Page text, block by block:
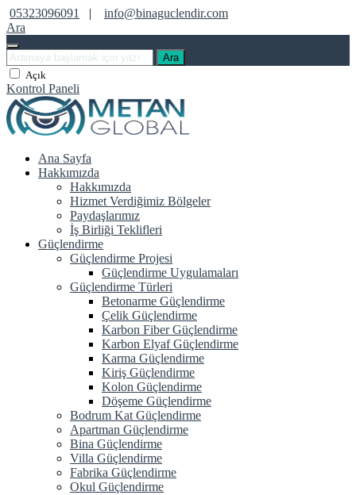
05323096091 |
info@binaguclendir.com
Ara
Ara
Açık
Kontrol Paneli
Ana Sayfa
Hakkımızda
Hakkımızda
Hizmet Verdiğimiz Bölgeler
Paydaşlarımız
İş Birliği Teklifleri
Güçlendirme
Güçlendirme Projesi
Güçlendirme Uygulamaları
Güçlendirme Türleri
Betonarme Güçlendirme
Çelik Güçlendirme
Karbon Fiber Güçlendirme
Karbon Elyaf Güçlendirme
Karma Güçlendirme
Kiriş Güçlendirme
Kolon Güçlendirme
Döşeme Güçlendirme
Bodrum Kat Güçlendirme
Apartman Güçlendirme
Bina Güçlendirme
Villa Güçlendirme
Fabrika Güçlendirme
Okul Güçlendirme